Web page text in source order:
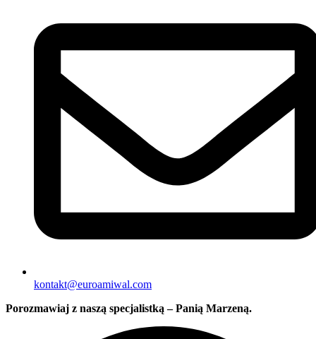
kontakt@euroamiwal.com
Porozmawiaj z naszą specjalistką – Panią Marzeną.